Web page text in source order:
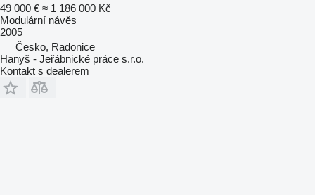
49 000 € ≈ 1 186 000 Kč
Modulární návěs
2005
Česko, Radonice
Hanyš - Jeřábnické práce s.r.o.
Kontakt s dealerem